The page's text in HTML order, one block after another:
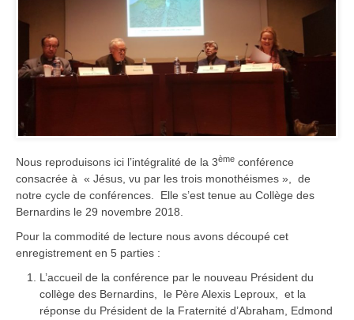
Nous reproduisons ici l’intégralité de la 3ème conférence
consacrée à « Jésus, vu par les trois monothéismes », de
notre cycle de conférences. Elle s’est tenue au Collège des
Bernardins le 29 novembre 2018.
Pour la commodité de lecture nous avons découpé cet
enregistrement en 5 parties :
L’accueil de la conférence par le nouveau Président du
collège des Bernardins, le Père Alexis Leproux, et la
réponse du Président de la Fraternité d’Abraham, Edmond